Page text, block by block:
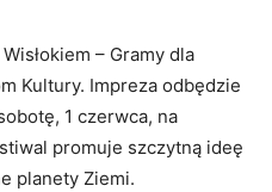
– Gramy dla
Kultury. Impreza odbędzie
1 czerwca, na
promuje szczytną ideę
planety Ziemi.